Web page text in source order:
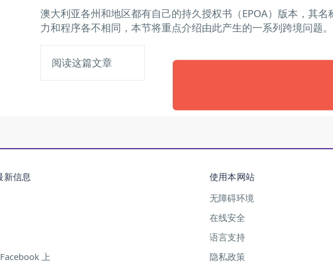
澳大利亚各州和地区都有自己的持久授权书（EPOA）版本，其名
力和程序各不相同，本节将重点介绍由此产生的一系列跨境问题。
阅读这篇文章
新信息
上
使用本网站
无障碍环境
在线安全
语言支持
隐私政策